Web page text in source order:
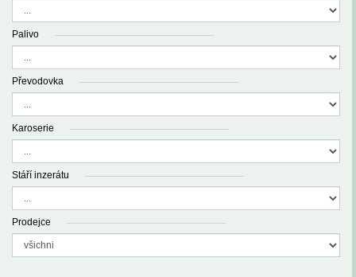
Palivo
Převodovka
Karoserie
Stáří inzerátu
Prodejce